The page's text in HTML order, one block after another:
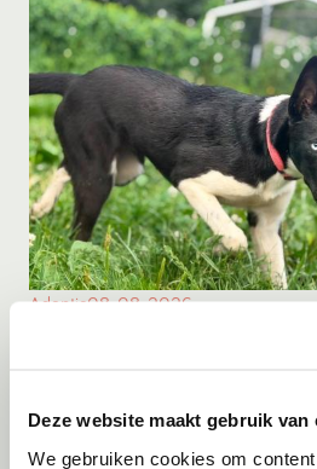
Deze website maakt gebruik van
We gebruiken cookies om
Adoptie08-08-2026